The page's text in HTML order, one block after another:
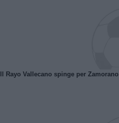
Il Rayo Vallecano spinge per Zamorano